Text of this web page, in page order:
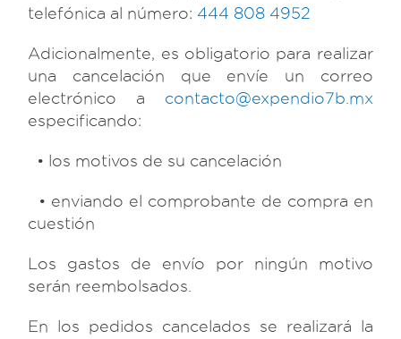
telefónica al número: 444 808 4952
Adicionalmente, es obligatorio para realizar
una cancelación que envíe un correo
electrónico a contacto@expendio7b.mx
especificando:
• los motivos de su cancelación
• enviando el comprobante de compra en
cuestión
Los gastos de envío por ningún motivo
serán reembolsados.
En los pedidos cancelados se realizará la